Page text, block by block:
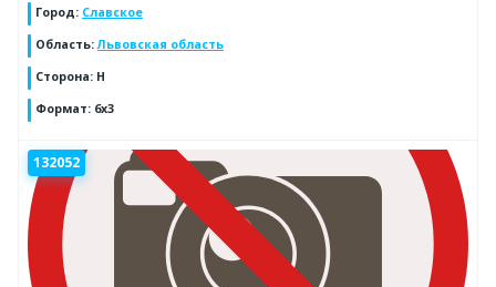
Город: Славское
Область:Львовская область
Сторона: Н
Формат: 6х3
132052